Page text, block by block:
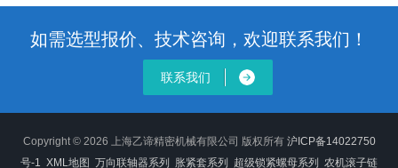
如需选型报价、技术咨询，欢迎联系我们！
联系我们
Copyright © 2026 上海乙谛精密机械有限公司 版权所有 沪ICP备14022750
号-1 XML地图 万向联轴器系列 胀紧套系列 超级锁紧螺母系列 农机滚子链